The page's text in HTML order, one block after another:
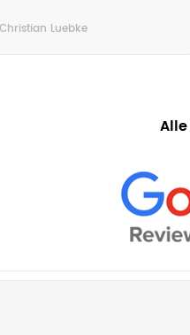
Christian Luebke